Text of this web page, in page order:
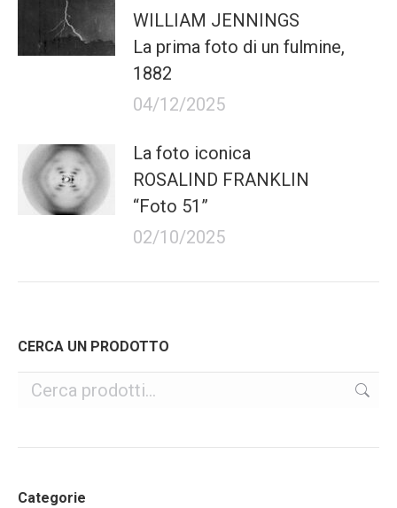
WILLIAM JENNINGS
La prima foto di un fulmine,
1882
04/12/2025
La foto iconica
ROSALIND FRANKLIN
“Foto 51”
02/10/2025
CERCA UN PRODOTTO
Categorie